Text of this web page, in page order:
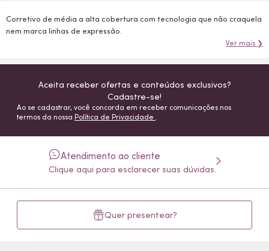
Corretivo de média a alta cobertura com tecnologia que não craquela
nem marca linhas de expressão.
Ver mais ❯
Aceita receber ofertas e conteúdos exclusivos?
Cadastre-se!
Ao se cadastrar, você concorda em receber comunicações nos
termos da nossa Política de Privacidade .
Atendimento ao cliente
Clique aqui para esclarecer suas dúvidas.
Quer presentear?